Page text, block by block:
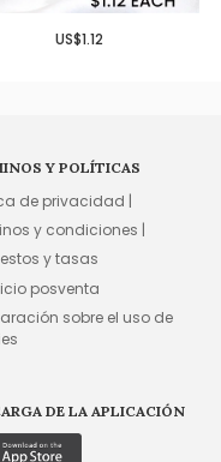
US$1.12
Y POLÍTICAS
de privacidad |
y condiciones |
y tasas
posventa
sobre el uso de
DE LA APLICACIÓN